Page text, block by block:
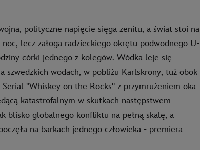
polityczne napięcie sięga zenitu, a świat stoi na
lecz załoga radzieckiego okrętu podwodnego U-
córki jednego z kolegów. Wódka leje się
szwedzkich wodach, w pobliżu Karlskrony, tuż obok
"Whiskey on the Rocks" z przymrużeniem oka
katastrofalnym w skutkach następstwem
blisko globalnego konfliktu na pełną skalę, a
na barkach jednego człowieka - premiera